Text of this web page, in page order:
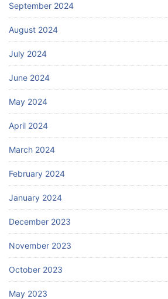
September 2024
August 2024
July 2024
June 2024
May 2024
April 2024
March 2024
February 2024
January 2024
December 2023
November 2023
October 2023
May 2023